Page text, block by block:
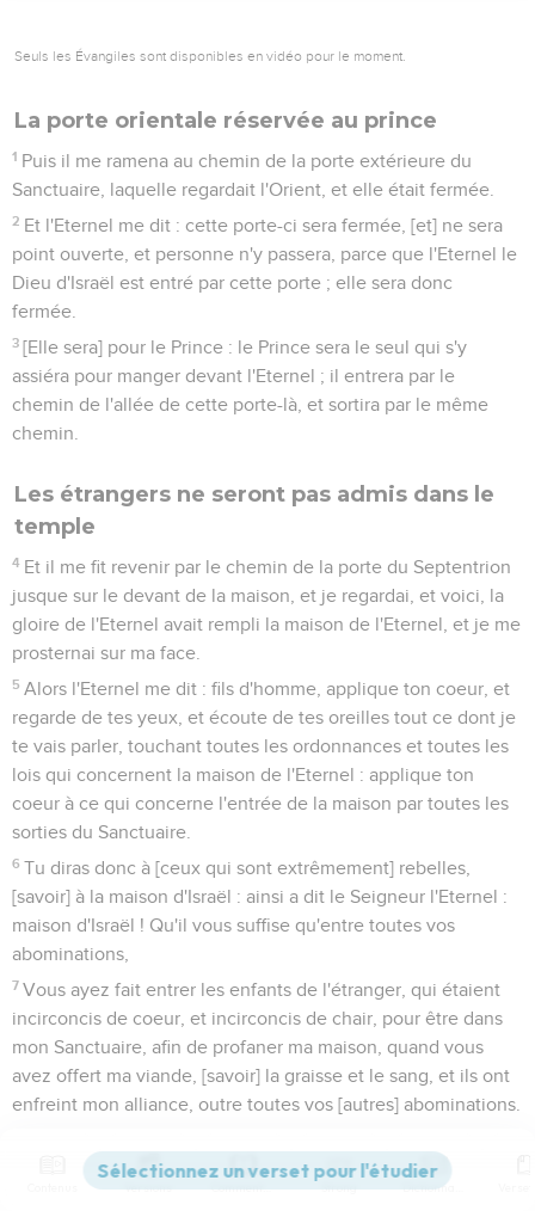
Seuls les Évangiles sont disponibles en vidéo pour le moment.
La porte orientale réservée au prince
1 Puis il me ramena au chemin de la porte extérieure du
Sanctuaire, laquelle regardait l'Orient, et elle était fermée.
2 Et l'Eternel me dit : cette porte-ci sera fermée, [et] ne sera
point ouverte, et personne n'y passera, parce que l'Eternel le
Dieu d'Israël est entré par cette porte ; elle sera donc
fermée.
3 [Elle sera] pour le Prince : le Prince sera le seul qui s'y
assiéra pour manger devant l'Eternel ; il entrera par le
chemin de l'allée de cette porte-là, et sortira par le même
chemin.
Les étrangers ne seront pas admis dans le
temple
4 Et il me fit revenir par le chemin de la porte du Septentrion
jusque sur le devant de la maison, et je regardai, et voici, la
gloire de l'Eternel avait rempli la maison de l'Eternel, et je me
prosternai sur ma face.
5 Alors l'Eternel me dit : fils d'homme, applique ton coeur, et
regarde de tes yeux, et écoute de tes oreilles tout ce dont je
te vais parler, touchant toutes les ordonnances et toutes les
lois qui concernent la maison de l'Eternel : applique ton
coeur à ce qui concerne l'entrée de la maison par toutes les
sorties du Sanctuaire.
6 Tu diras donc à [ceux qui sont extrêmement] rebelles,
[savoir] à la maison d'Israël : ainsi a dit le Seigneur l'Eternel :
maison d'Israël ! Qu'il vous suffise qu'entre toutes vos
abominations,
7 Vous ayez fait entrer les enfants de l'étranger, qui étaient
incirconcis de coeur, et incirconcis de chair, pour être dans
mon Sanctuaire, afin de profaner ma maison, quand vous
avez offert ma viande, [savoir] la graisse et le sang, et ils ont
enfreint mon alliance, outre toutes vos [autres] abominations.
fussent observées, mais vous avez établi comme il vous a
Versions Commentaires Strong